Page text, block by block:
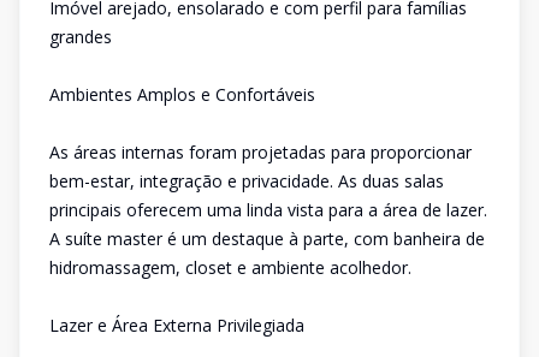
Imóvel arejado, ensolarado e com perfil para famílias
grandes
Ambientes Amplos e Confortáveis
As áreas internas foram projetadas para proporcionar
bem-estar, integração e privacidade. As duas salas
principais oferecem uma linda vista para a área de lazer.
A suíte master é um destaque à parte, com banheira de
hidromassagem, closet e ambiente acolhedor.
Lazer e Área Externa Privilegiada